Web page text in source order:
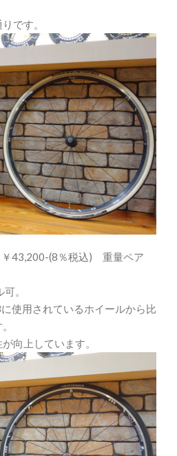
です。
￥43,200-(8％税込) 重量ペア
。
使用されているホイールから比
向上しています。